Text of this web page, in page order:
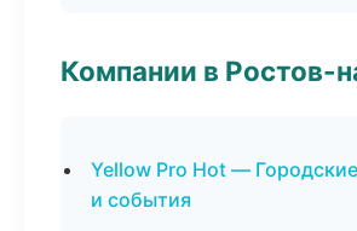
Компании в Ростов-
Yellow Pro Hot —
и события